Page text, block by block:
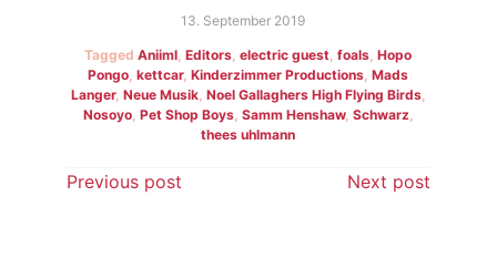
13. September 2019
TaggedAniiml ,Editors ,electric guest ,foals ,Hopo
Pongo ,kettcar,Kinderzimmer Productions ,Mads
Langer, Neue Musik, Noel Gallaghers High Flying Birds,
Nosoyo, Pet Shop Boys, Samm Henshaw, Schwarz
thees uhlmann
Beitragsnavigation
Previous post Next post